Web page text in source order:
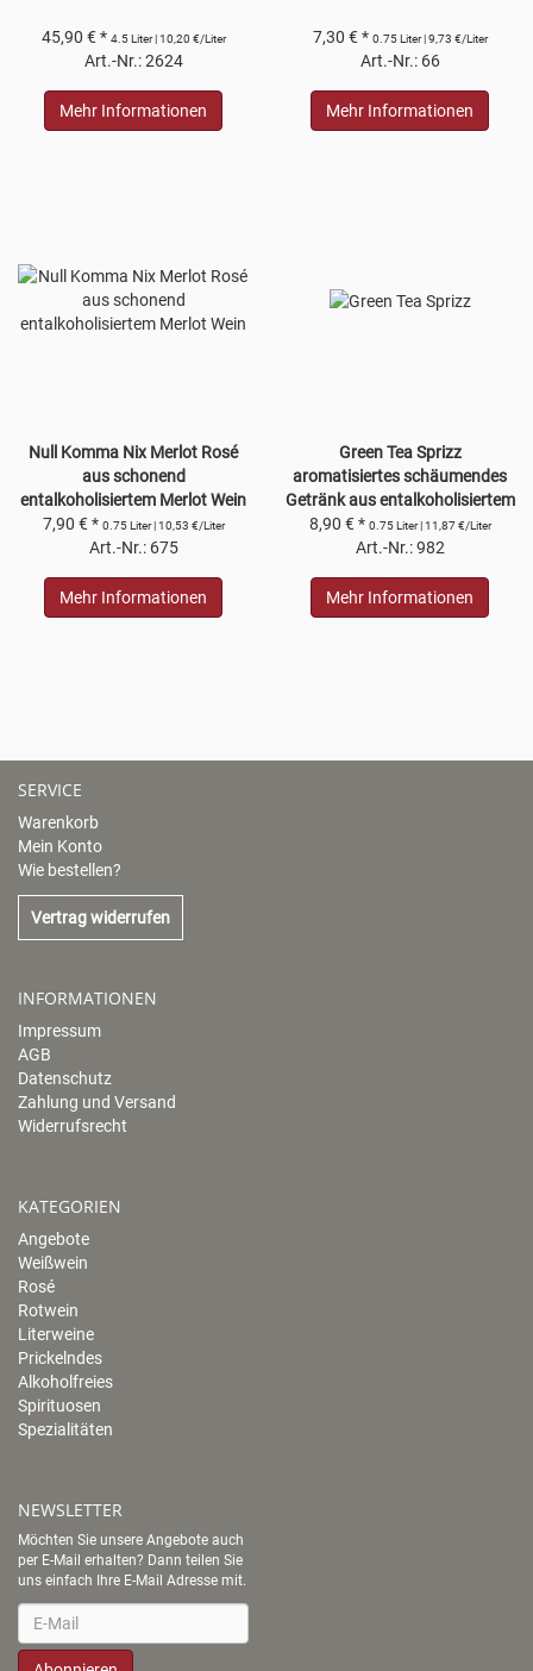
45,90 € * 4.5 Liter | 10,20 €/Liter
Art.-Nr.: 2624
Mehr Informationen
7,30 € * 0.75 Liter | 9,73 €/Liter
Art.-Nr.: 66
Mehr Informationen
Null Komma Nix Merlot Rosé
aus schonend
entalkoholisiertem Merlot Wein
unter 0,5% Alkoholgehalt
7,90 € * 0.75 Liter | 10,53 €/Liter
Art.-Nr.: 675
Mehr Informationen
Green Tea Sprizz
aromatisiertes schäumendes
Getränk aus entalkoholisiertem
Wein
8,90 € * 0.75 Liter | 11,87 €/Liter
Art.-Nr.: 982
Mehr Informationen
SERVICE
Warenkorb
Mein Konto
Wie bestellen?
Vertrag widerrufen
INFORMATIONEN
Impressum
AGB
Datenschutz
Zahlung und Versand
Widerrufsrecht
KATEGORIEN
Angebote
Weißwein
Rosé
Rotwein
Literweine
Prickelndes
Alkoholfreies
Spirituosen
Spezialitäten
NEWSLETTER
Möchten Sie unsere Angebote auch
per E-Mail erhalten? Dann teilen Sie
uns einfach Ihre E-Mail Adresse mit.
Newsletter